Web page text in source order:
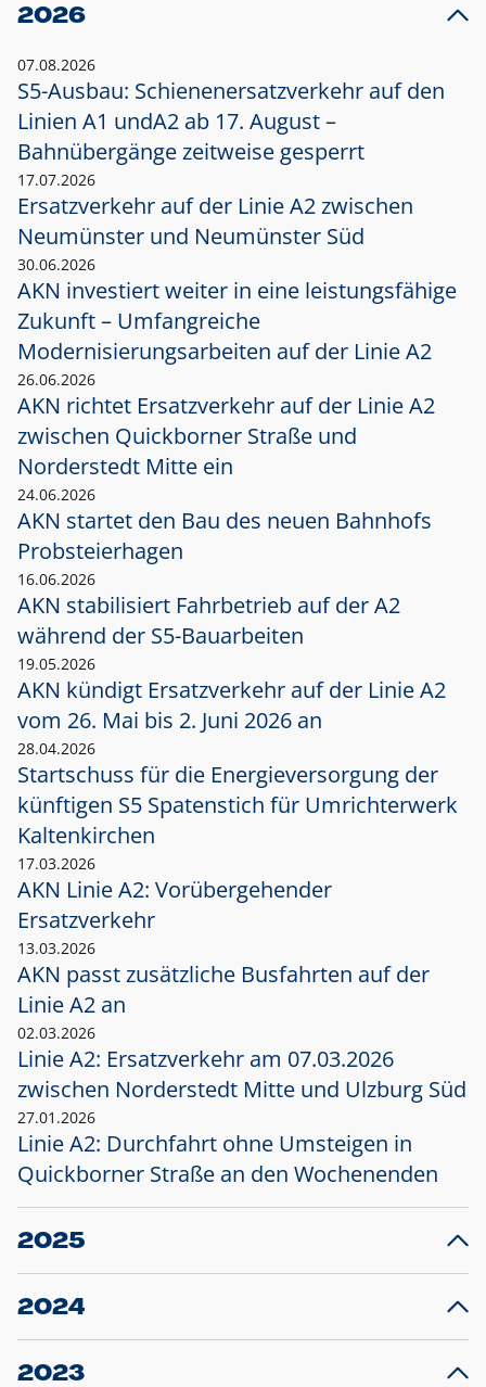
2026
07.08.2026
S5-Ausbau: Schienenersatzverkehr auf den
Linien A1 undA2 ab 17. August –
Bahnübergänge zeitweise gesperrt
17.07.2026
Ersatzverkehr auf der Linie A2 zwischen
Neumünster und Neumünster Süd
30.06.2026
AKN investiert weiter in eine leistungsfähige
Zukunft – Umfangreiche
Modernisierungsarbeiten auf der Linie A2
26.06.2026
AKN richtet Ersatzverkehr auf der Linie A2
zwischen Quickborner Straße und
Norderstedt Mitte ein
24.06.2026
AKN startet den Bau des neuen Bahnhofs
Probsteierhagen
16.06.2026
AKN stabilisiert Fahrbetrieb auf der A2
während der S5-Bauarbeiten
19.05.2026
AKN kündigt Ersatzverkehr auf der Linie A2
vom 26. Mai bis 2. Juni 2026 an
28.04.2026
Startschuss für die Energieversorgung der
künftigen S5 Spatenstich für Umrichterwerk
Kaltenkirchen
17.03.2026
AKN Linie A2: Vorübergehender
Ersatzverkehr
13.03.2026
AKN passt zusätzliche Busfahrten auf der
Linie A2 an
02.03.2026
Linie A2: Ersatzverkehr am 07.03.2026
zwischen Norderstedt Mitte und Ulzburg Süd
27.01.2026
Linie A2: Durchfahrt ohne Umsteigen in
Quickborner Straße an den Wochenenden
2025
23.12.2025
Projekt S5: Start der Bauarbeiten am
2024
10.12.2024
Großprojekt S5: Sperrung der Bahnstraße in
2023